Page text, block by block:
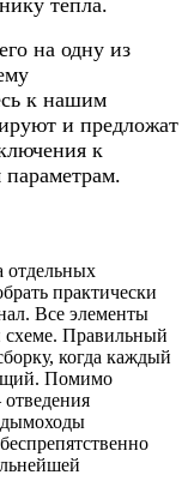
на одну из
к нашим
и предложат
к
отдельных
практически
Все элементы
схеме. Правильный
когда каждый
Помимо
дымоходы